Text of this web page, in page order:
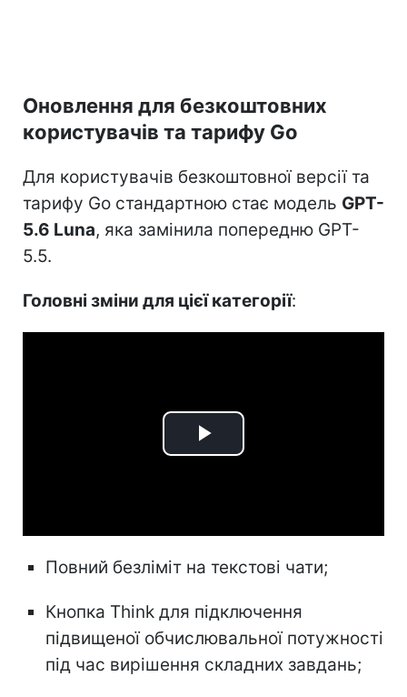
Оновлення для безкоштовних
користувачів та тарифу Go
Для користувачів безкоштовної версії та
тарифу Go стандартною стає модель GPT-
5.6 Luna, яка замінила попередню GPT-
5.5.
Головні зміни для цієї категорії:
Play
Повний безліміт на текстові чати;
Кнопка Think для підключення
підвищеної обчислювальної потужності
під час вирішення складних завдань;